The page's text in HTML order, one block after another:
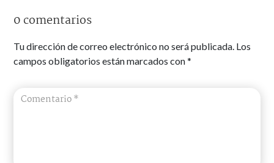
0 comentarios
Tu dirección de correo electrónico no será publicada. Los
campos obligatorios están marcados con*